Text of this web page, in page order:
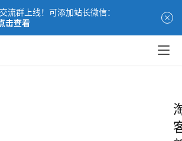
流群上线！可添加站长微信：
击查看